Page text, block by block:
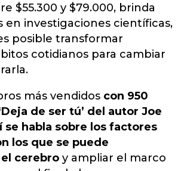
$55.300 y $79.000, brinda
en investigaciones científicas,
posible transformar
cotidianos para cambiar
más vendidos con 950
de ser tú’ del autor Joe
se habla sobre los factores
los que se puede
cerebro y ampliar el marco